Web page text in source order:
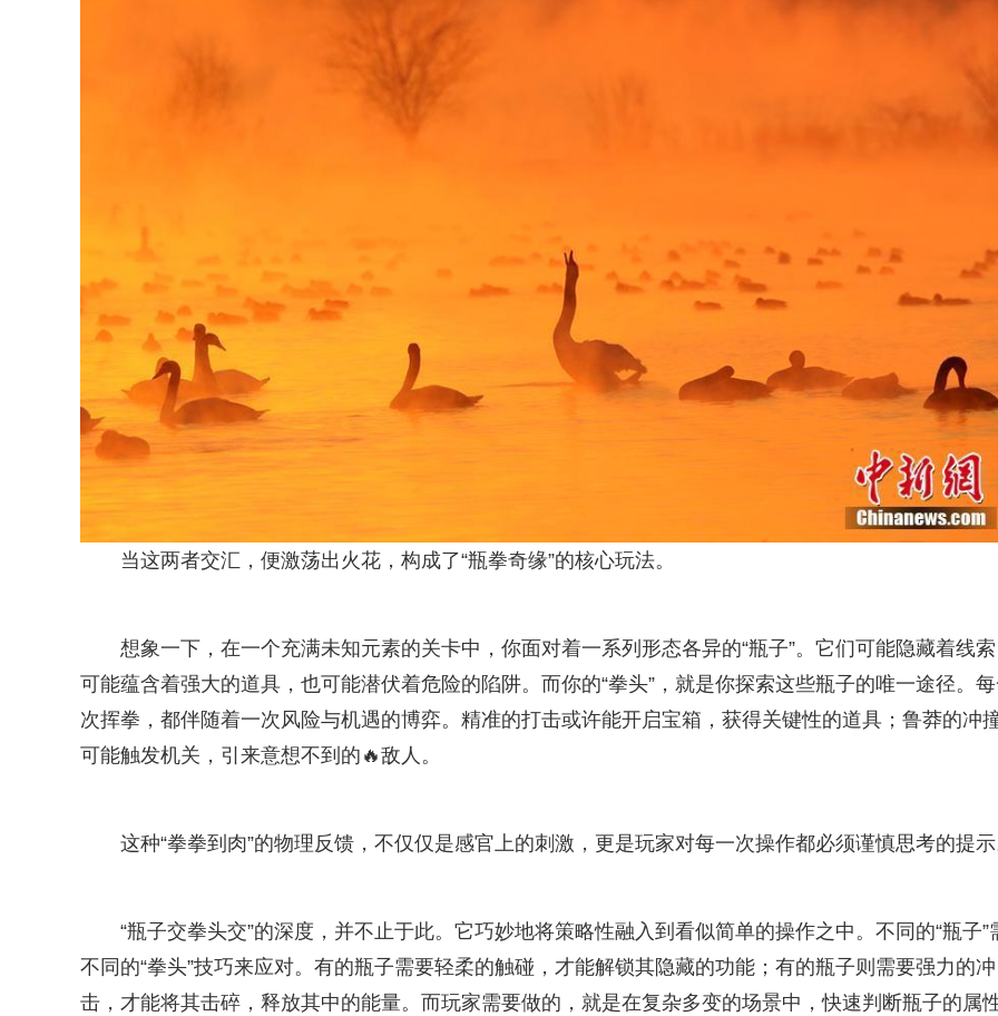
当这两者交汇，便激荡出火花，构成了“瓶拳奇缘”的核心玩法。
想象一下，在一个充满未知元素的关卡中，你面对着一系列形态各异的“瓶子”。它们可能隐藏着线索
可能蕴含着强大的道具，也可能潜伏着危险的陷阱。而你的“拳头”，就是你探索这些瓶子的唯一途径。
次挥拳，都伴随着一次风险与机遇的博弈。精准的打击或许能开启宝箱，获得关键性的道具；鲁莽的冲
可能触发机关，引来意想不到的🔥敌人。
这种“拳拳到肉”的物理反馈，不仅仅是感官上的刺激，更是玩家对每一次操作都必须谨慎思考的提示
“瓶子交拳头交”的深度，并不止于此。它巧妙地将策略性融入到看似简单的操作之中。不同的“瓶子”
不同的“拳头”技巧来应对。有的瓶子需要轻柔的触碰，才能解锁其隐藏的功能；有的瓶子则需要强力的冲
击，才能将其击碎，释放其中的能量。而玩家需要做的，就是在复杂多变的场景中，快速判断瓶子的属性